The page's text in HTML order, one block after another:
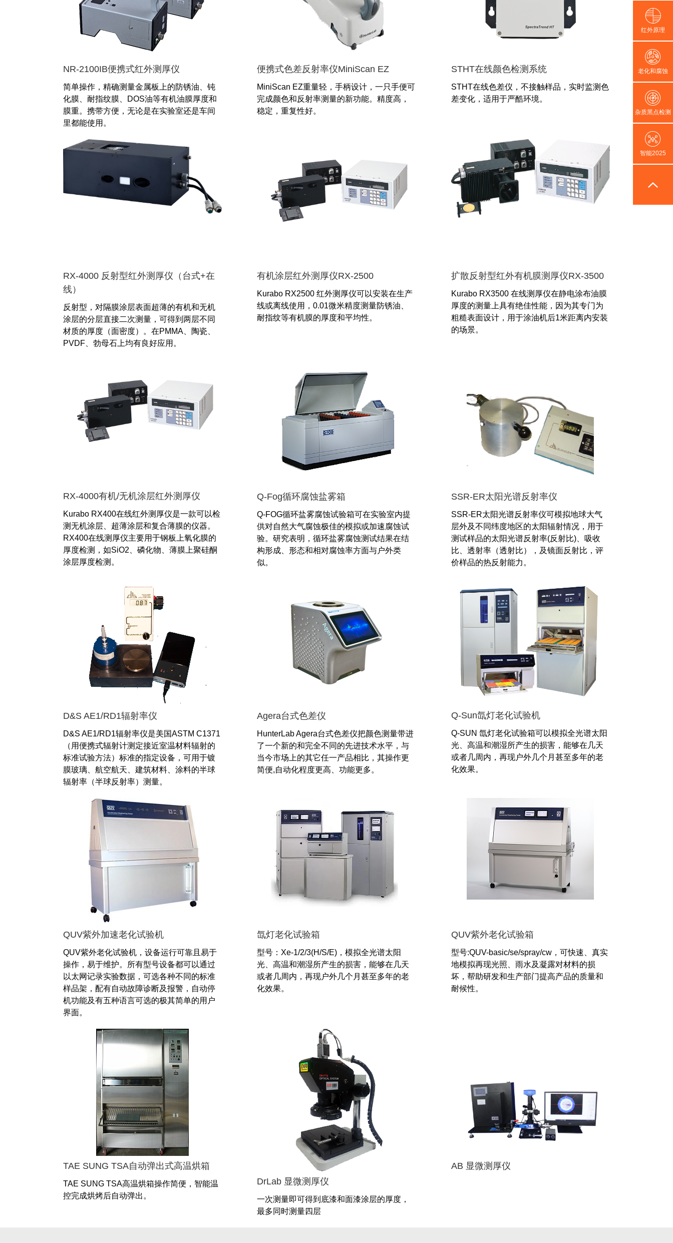
NR-2100IB便携式红外测厚仪
简单操作，精确测量金属板上的防锈油、钝
化膜、耐指纹膜、DOS油等有机油膜厚度和
膜重。携带方便，无论是在实验室还是车间
里都能使用。
便携式色差反射率仪MiniScan EZ
MiniScan EZ重量轻，手柄设计，一只手便可
完成颜色和反射率测量的新功能。精度高，
稳定，重复性好。
STHT在线颜色检测系统
STHT在线色差仪，不接触样品，实时监测色
差变化，适用于严酷环境。
RX-4000 反射型红外测厚仪（台式+在
线）
反射型，对隔膜涂层表面超薄的有机和无机
涂层的分层直接二次测量，可得到两层不同
材质的厚度（面密度）。在PMMA、陶瓷、
PVDF、勃母石上均有良好应用。
有机涂层红外测厚仪RX-2500
Kurabo RX2500 红外测厚仪可以安装在生产
线或离线使用，0.01微米精度测量防锈油、
耐指纹等有机膜的厚度和平均性。
扩散反射型红外有机膜测厚仪RX-3500
Kurabo RX3500 在线测厚仪在静电涂布油膜
厚度的测量上具有绝佳性能，因为其专门为
粗糙表面设计，用于涂油机后1米距离内安装
的场景。
RX-4000有机/无机涂层红外测厚仪
Kurabo RX400在线红外测厚仪是一款可以检
测无机涂层、超薄涂层和复合薄膜的仪器。
RX400在线测厚仪主要用于钢板上氧化膜的
厚度检测，如SiO2、磷化物、薄膜上聚硅酮
涂层厚度检测。
Q-Fog循环腐蚀盐雾箱
Q-FOG循环盐雾腐蚀试验箱可在实验室内提
供对自然大气腐蚀极佳的模拟或加速腐蚀试
验。研究表明，循环盐雾腐蚀测试结果在结
构形成、形态和相对腐蚀率方面与户外类
似。
SSR-ER太阳光谱反射率仪
SSR-ER太阳光谱反射率仪可模拟地球大气
层外及不同纬度地区的太阳辐射情况，用于
测试样品的太阳光谱反射率(反射比)、吸收
比、透射率（透射比），及镜面反射比，评
价样品的热反射能力。
D&S AE1/RD1辐射率仪
D&S AE1/RD1辐射率仪是美国ASTM C1371
（用便携式辐射计测定接近室温材料辐射的
标准试验方法）标准的指定设备，可用于镀
膜玻璃、航空航天、建筑材料、涂料的半球
辐射率（半球反射率）测量。
Agera台式色差仪
HunterLab Agera台式色差仪把颜色测量带进
了一个新的和完全不同的先进技术水平，与
当今市场上的其它任一产品相比，其操作更
简便,自动化程度更高、功能更多。
Q-Sun氙灯老化试验机
Q-SUN 氙灯老化试验箱可以模拟全光谱太阳
光、高温和潮湿所产生的损害，能够在几天
或者几周内，再现户外几个月甚至多年的老
化效果。
QUV紫外加速老化试验机
QUV紫外老化试验机，设备运行可靠且易于
操作，易于维护。所有型号设备都可以通过
以太网记录实验数据，可选各种不同的标准
样品架，配有自动故障诊断及报警，自动停
机功能及有五种语言可选的极其简单的用户
界面。
氙灯老化试验箱
型号：Xe-1/2/3(H/S/E)，模拟全光谱太阳
光、高温和潮湿所产生的损害，能够在几天
或者几周内，再现户外几个月甚至多年的老
化效果。
QUV紫外老化试验箱
型号:QUV-basic/se/spray/cw，可快速、真实
地模拟再现光照、雨水及凝露对材料的损
坏，帮助研发和生产部门提高产品的质量和
耐候性。
TAE SUNG TSA自动弹出式高温烘箱
TAE SUNG TSA高温烘箱操作简便，智能温
控完成烘烤后自动弹出。
DrLab 显微测厚仪
一次测量即可得到底漆和面漆涂层的厚度，
最多同时测量四层
AB 显微测厚仪
红外原理
老化和腐蚀
杂质黑点检测
智能2025